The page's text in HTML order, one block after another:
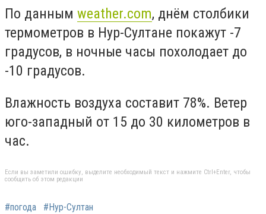
По данным weather.com, днём столбики
термометров в Нур-Султане покажут -7
градусов, в ночные часы похолодает до
-10 градусов.
Влажность воздуха составит 78%. Ветер
юго-западный от 15 до 30 километров в
час.
Если вы заметили ошибку, выделите необходимый текст и нажмите Ctrl+Enter, чтобы
сообщить об этом редакции
#погода #Нур-Султан